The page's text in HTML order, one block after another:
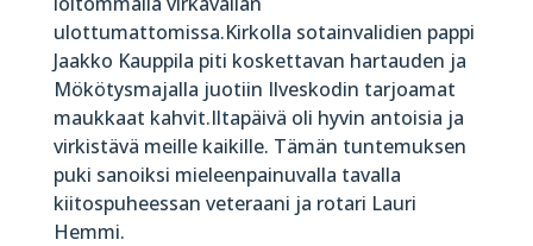
ulottumattomissa.Kirkolla sotainvalidien pappi
Jaakko Kauppila piti koskettavan hartauden ja
Mökötysmajalla juotiin Ilveskodin tarjoamat
maukkaat kahvit.Iltapäivä oli hyvin antoisia ja
virkistävä meille kaikille. Tämän tuntemuksen
puki sanoiksi mieleenpainuvalla tavalla
kiitospuheessan veteraani ja rotari Lauri
Hemmi.